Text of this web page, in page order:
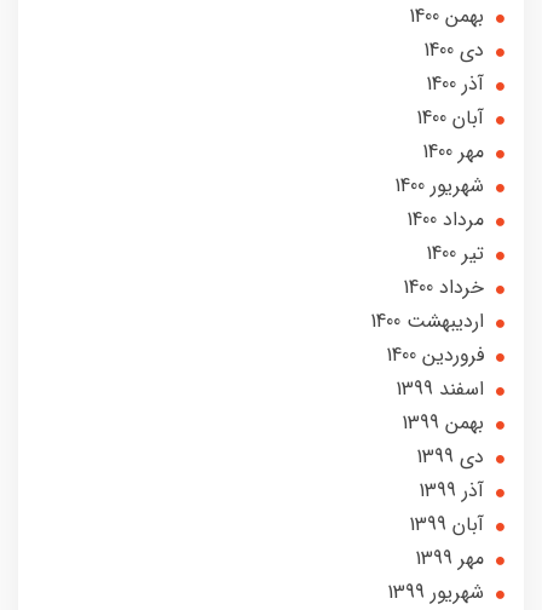
بهمن 1400
دی 1400
آذر 1400
آبان 1400
مهر 1400
شهریور 1400
مرداد 1400
تير 1400
خرداد 1400
ارديبهشت 1400
فروردین 1400
اسفند 1399
بهمن 1399
دی 1399
آذر 1399
آبان 1399
مهر 1399
شهریور 1399